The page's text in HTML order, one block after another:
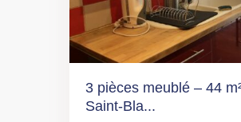
3 pièces meublé – 44
Saint-Bla...
Paris
M°
(L3),
M°